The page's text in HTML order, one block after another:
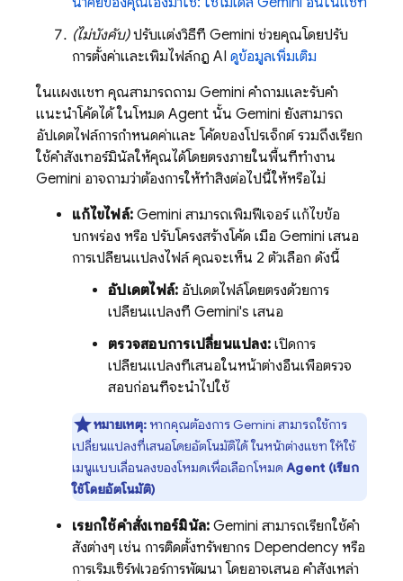
(ไม่บังคับ)ปรับแต่งวิธีที่ Gemini ช่วยคุณโดยปรับ
การตั้งค่าและเพิ่มไฟล์กฎ AI ดูข้อมูลเพิ่มเติม
ในแผงแชท คุณสามารถถาม Gemini คำถามและรับคำ
แนะนำโค้ดได้ ในโหมด Agent นั้น Gemini ยังสามารถ
อัปเดตไฟล์การกำหนดค่าและ โค้ดของโปรเจ็กต์ รวมถึงเรียก
ใช้คำสั่งเทอร์มินัลให้คุณได้โดยตรงภายในพื้นที่ทำงาน
Gemini อาจถามว่าต้องการให้ทำสิ่งต่อไปนี้ให้หรือไม่
แก้ไขไฟล์: Gemini สามารถเพิ่มฟีเจอร์ แก้ไขข้อ
บกพร่อง หรือ ปรับโครงสร้างโค้ด เมื่อ Gemini เสนอ
การเปลี่ยนแปลงไฟล์ คุณจะเห็น 2 ตัวเลือก ดังนี้
อัปเดตไฟล์: อัปเดตไฟล์โดยตรงด้วยการ
เปลี่ยนแปลงที่ Gemini's เสนอ
ตรวจสอบการเปลี่ยนแปลง: เปิดการ
เปลี่ยนแปลงที่เสนอในหน้าต่างอื่นเพื่อตรวจ
สอบก่อนที่จะนำไปใช้
หมายเหตุ: หากคุณต้องการ Gemini สามารถใช้การ
เปลี่ยนแปลงที่เสนอโดยอัตโนมัติได้ ในหน้าต่างแชท ให้ใช้
เมนูแบบเลื่อนลงของโหมดเพื่อเลือกโหมด Agent (เรียก
ใช้โดยอัตโนมัติ)
เรียกใช้คำสั่งเทอร์มินัล: Gemini สามารถเรียกใช้คำ
สั่งต่างๆ เช่น การติดตั้งทรัพยากร Dependency หรือ
การเริ่มเซิร์ฟเวอร์การพัฒนา โดยอาจเสนอ คำสั่งเหล่า